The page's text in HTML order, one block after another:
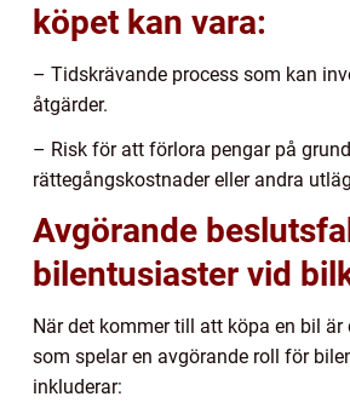
köpet kan vara:
– Tidskrävande process som kan
åtgärder.
– Risk för att förlora pengar på
rättegångskostnader eller andra
Avgörande
bilentusiaster vid
När det kommer till att köpa en bil är
som spelar en avgörande roll för
inkluderar: